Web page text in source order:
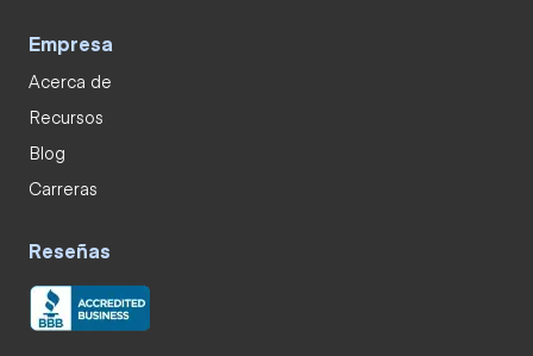
Empresa
Acerca de
Recursos
Blog
Carreras
Reseñas